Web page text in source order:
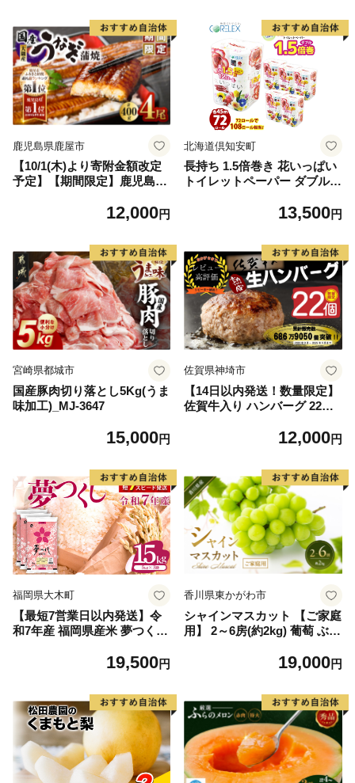
介
切り身 魚 わけあり
鹿児島県鹿屋市
【10/1(木)より寄附金額改定
予定】【期間限定】鹿児島県
12,000円
北海道倶知安町
長持ち 1.5倍巻き 花いっぱい
トイレットペーパー ダブル 4
プリント ハーブ 香り付き 日
品 備蓄 送料無料 北海道 倶知
安町 日用品
13,500円
宮崎県都城市
国産豚肉切り落とし5Kg(うま
味加工)_MJ-3647
15,000円
佐賀県神埼市
【14日以内発送！数量限定】
佐賀牛入り ハンバーグ 22個
毛和牛 ブランド牛 九州 ハン
(H083106)
12,000円
福岡県大木町
【最短7営業日以内発送】令
和7年産 福岡県産米 夢つくし
19,500円
香川県東かがわ市
シャインマスカット 【ご家庭
用】 2～6房(約2kg) 葡萄 ぶど
もの 果実 旬の果物 旬のフル
19,000円